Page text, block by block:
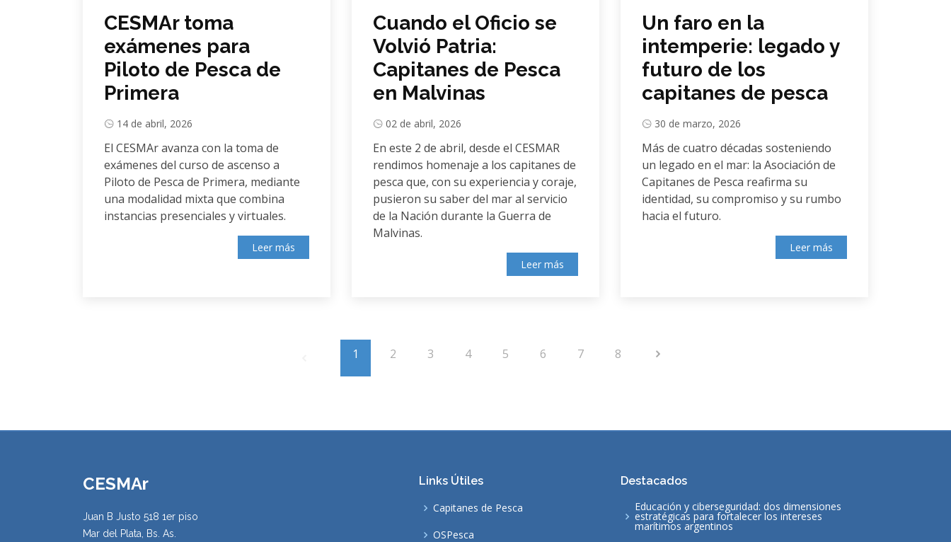
CESMAr toma
exámenes para
Piloto de Pesca de
Primera
14 de abril, 2026
El CESMAr avanza con la toma de
exámenes del curso de ascenso a
Piloto de Pesca de Primera, mediante
una modalidad mixta que combina
instancias presenciales y virtuales.
Leer más
Cuando el Oficio se
Volvió Patria:
Capitanes de Pesca
en Malvinas
02 de abril, 2026
En este 2 de abril, desde el CESMAR
rendimos homenaje a los capitanes de
pesca que, con su experiencia y coraje,
pusieron su saber del mar al servicio
de la Nación durante la Guerra de
Malvinas.
Leer más
Un faro en la
intemperie: legado y
futuro de los
capitanes de pesca
30 de marzo, 2026
Más de cuatro décadas sosteniendo
un legado en el mar: la Asociación de
Capitanes de Pesca reafirma su
identidad, su compromiso y su rumbo
hacia el futuro.
Leer más
1 2 3 4 5 6 7 8
CESMAr
Juan B Justo 518 1er piso
Mar del Plata, Bs. As.
Links Útiles
Capitanes de Pesca
OSPesca
Destacados
Educación y ciberseguridad: dos dimensiones
estratégicas para fortalecer los intereses
marítimos argentinos